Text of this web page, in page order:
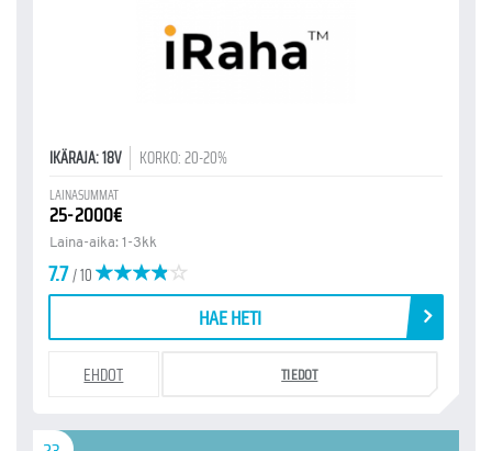
IKÄRAJA: 18V KORKO: 20-20%
LAINASUMMAT
25-2000€
Laina-aika: 1-3kk
7.7/ 10
HAE HETI
EHDOT TIEDOT